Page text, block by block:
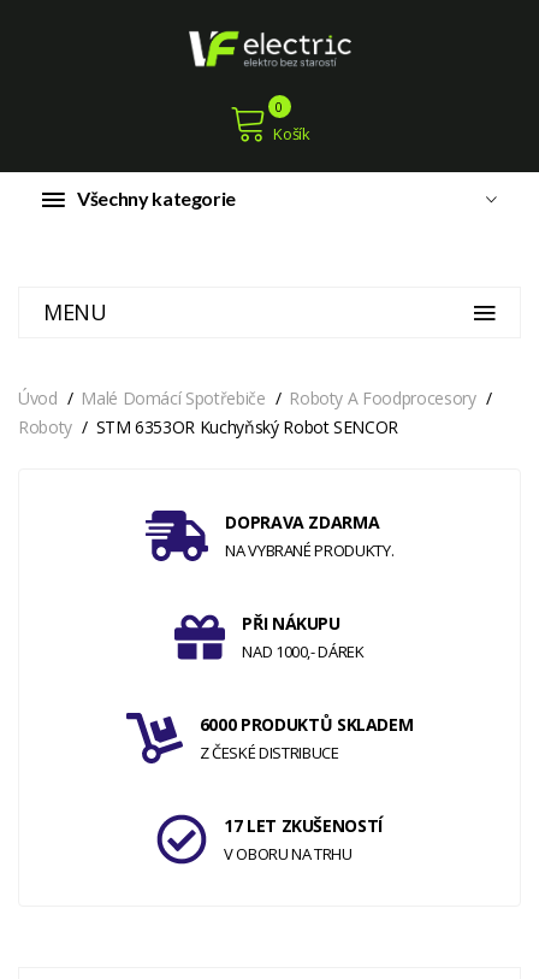
Košík
0
Všechny kategorie
MENU
Úvod Malé Domácí Spotřebiče
Roboty A Foodprocesory
Roboty
STM 6353OR Kuchyňský Robot SENCOR
DOPRAVA ZDARMA
NA VYBRANÉ PRODUKTY.
PŘI NÁKUPU
NAD 1000,- DÁREK
6000 PRODUKTŮ SKLADEM
Z ČESKÉ DISTRIBUCE
17 LET ZKUŠENOSTÍ
V OBORU NA TRHU